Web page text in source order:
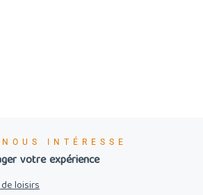
INTÉRESSE
votre expérience
loisirs